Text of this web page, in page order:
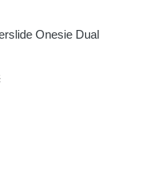
Onesie Dual